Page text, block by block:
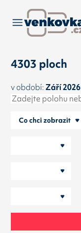
4303 ploch
v období:Září 2026
Co chci zobrazit